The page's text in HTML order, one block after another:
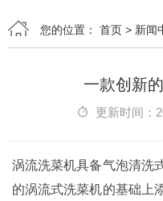
您的位置： 首页 > 新闻
一款创新
更新时间：
涡流洗菜机具备气泡清洗
的涡流式洗菜机的基础上